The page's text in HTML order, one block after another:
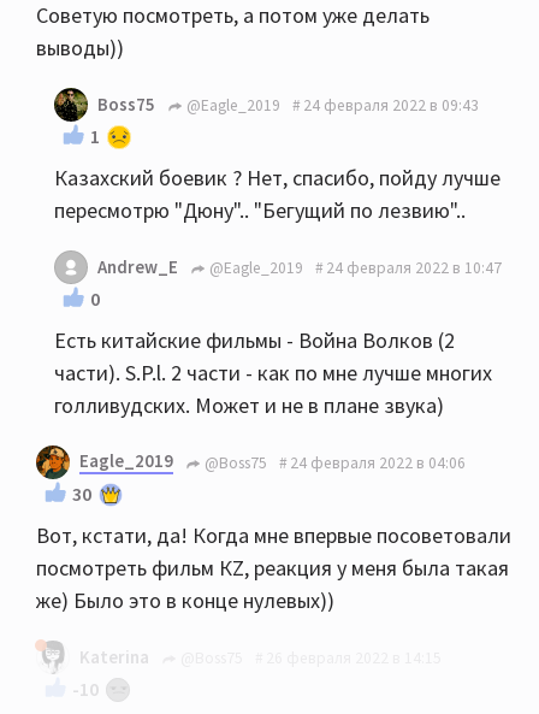
Советую посмотреть, а потом уже делать
выводы))
Boss75 @Eagle_2019 24 февраля 2022 в 09:43
1
Казахский боевик ? Нет, спасибо, пойду лучше
пересмотрю "Дюну".. "Бегущий по лезвию"..
Andrew_E @Eagle_2019 24 февраля 2022 в 10:47
0
Есть китайские фильмы - Война Волков (2
части). S.P.l. 2 части - как по мне лучше многих
голливудских. Может и не в плане звука)
Eagle_2019 @Boss75 24 февраля 2022 в 04:06
30
Вот, кстати, да! Когда мне впервые посоветовали
посмотреть фильм КZ, реакция у меня была такая
же) Было это в конце нулевых))
Katerina
-10